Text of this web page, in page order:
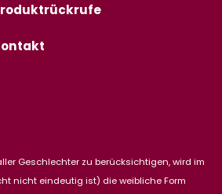
Geschlechter zu berücksichtigen, wird im
nicht eindeutig ist) die weibliche Form